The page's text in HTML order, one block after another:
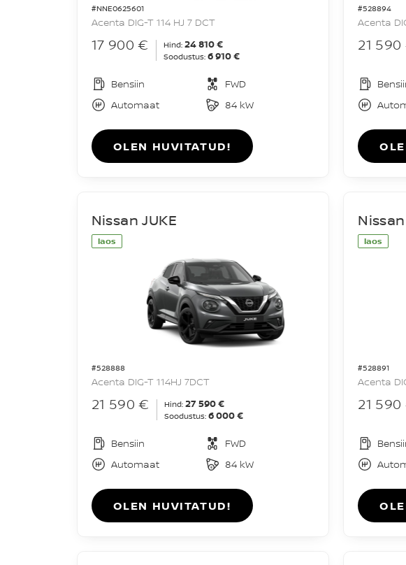
#NNE0625601
Acenta DIG-T 114 HJ 7 DCT
17 900 € Hind: 24 810 €
Soodustus: 6 910 €
Bensiin
FWD
Automaat
84 kW
OLEN HUVITATUD!
#528894
Acenta
21
laos
#528888
Nissan JUKE
Acenta DIG-T 114HJ 7DCT
21 590 € Hind: 27 590 €
Soodustus: 6 000 €
Bensiin
FWD
Automaat
84 kW
OLEN HUVITATUD!
laos
#528891
Acenta
21